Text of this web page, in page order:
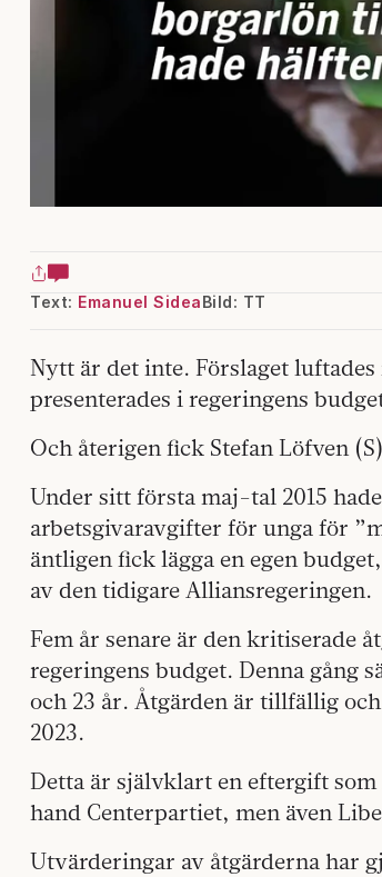
Text: Emanuel SideaBild: TT
Nytt är det inte. Förslaget
presenterades i regeringens
Och återigen fick Stefan Löfven
Under sitt första maj-tal 2015
arbetsgivaravgifter för unga för
äntligen fick lägga en egen
av den tidigare Alliansregeringen.
Fem år senare är den kritiserade
regeringens budget. Denna gång
och 23 år. Åtgärden är tillfällig
2023.
Detta är självklart en eftergift
hand Centerpartiet, men även
Utvärderingar av åtgärderna har